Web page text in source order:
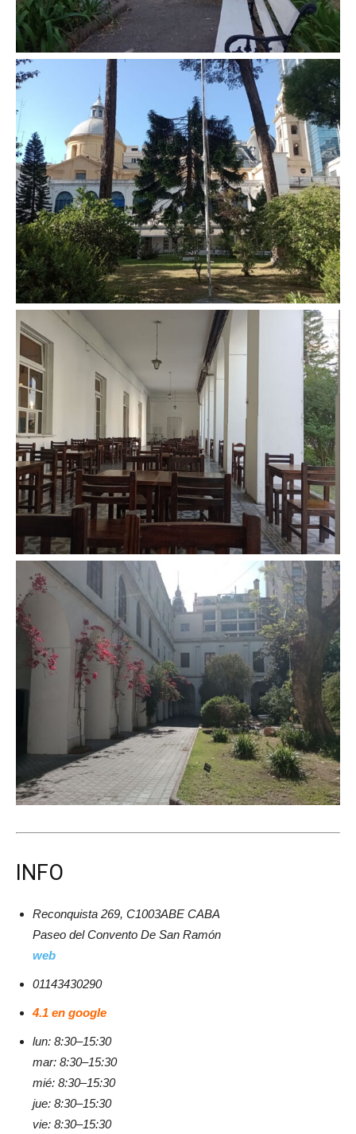
INFO
Reconquista 269, C1003ABE CABA
Paseo del Convento De San Ramón
web
01143430290
4.1 en google
lun: 8:30–15:30
mar: 8:30–15:30
mié: 8:30–15:30
jue: 8:30–15:30
vie: 8:30–15:30